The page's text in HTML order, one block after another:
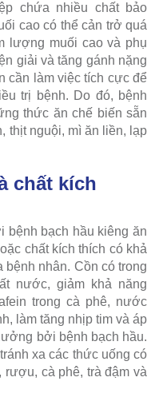
chứa nhiều chất bảo
cao có thể cản trở quá
lượng muối cao và phụ
giải và tăng gánh nặng
cần làm việc tích cực để
trị bệnh. Do đó, bệnh
thức ăn chế biến sẵn
thịt nguội, mì ăn liền, lạp
chất kích
bệnh bạch hầu kiêng ăn
chất kích thích có khả
bệnh nhân. Cồn có trong
nước, giảm khả năng
trong cà phê, nước
làm tăng nhịp tim và áp
bởi bệnh bạch hầu.
xa các thức uống có
cà phê, trà đậm và